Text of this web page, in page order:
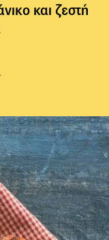
και ζεστή